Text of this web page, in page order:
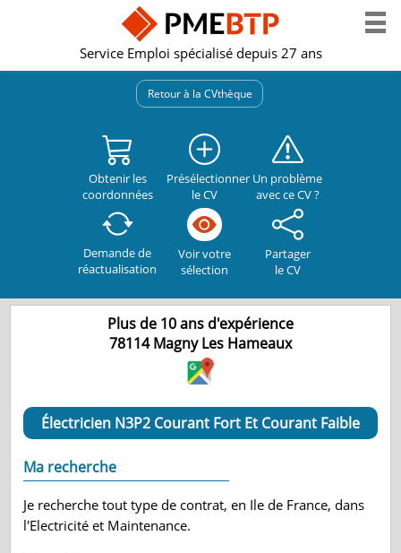
Service Emploi spécialisé depuis 27 ans
Retour à la CVthèque
Obtenir les
coordonnées
Présélectionner
le CV
Un problème
avec ce CV ?
Demande de
réactualisation
Voir votre
sélection
Partager
le CV
Plus de 10 ans d'expérience
78114 Magny Les Hameaux
Électricien N3P2 Courant Fort Et Courant Faible
Ma recherche
Je recherche tout type de contrat, en Ile de France, dans
l'Electricité et Maintenance.